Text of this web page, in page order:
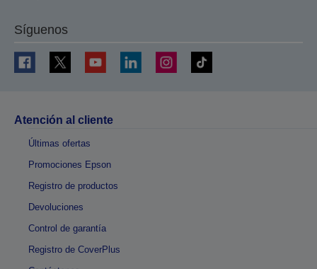
Síguenos
Atención al cliente
Últimas ofertas
Promociones Epson
Registro de productos
Devoluciones
Control de garantía
Registro de CoverPlus